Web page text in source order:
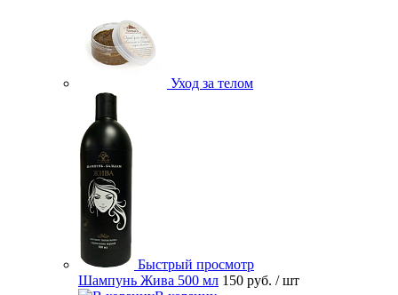
Уход за телом
Быстрый просмотр
Шампунь Жива 500 мл 150 руб. / шт